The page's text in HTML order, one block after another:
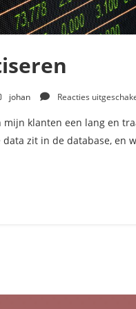
johan Reacties
mijn klanten een lang en
zit in de database, en